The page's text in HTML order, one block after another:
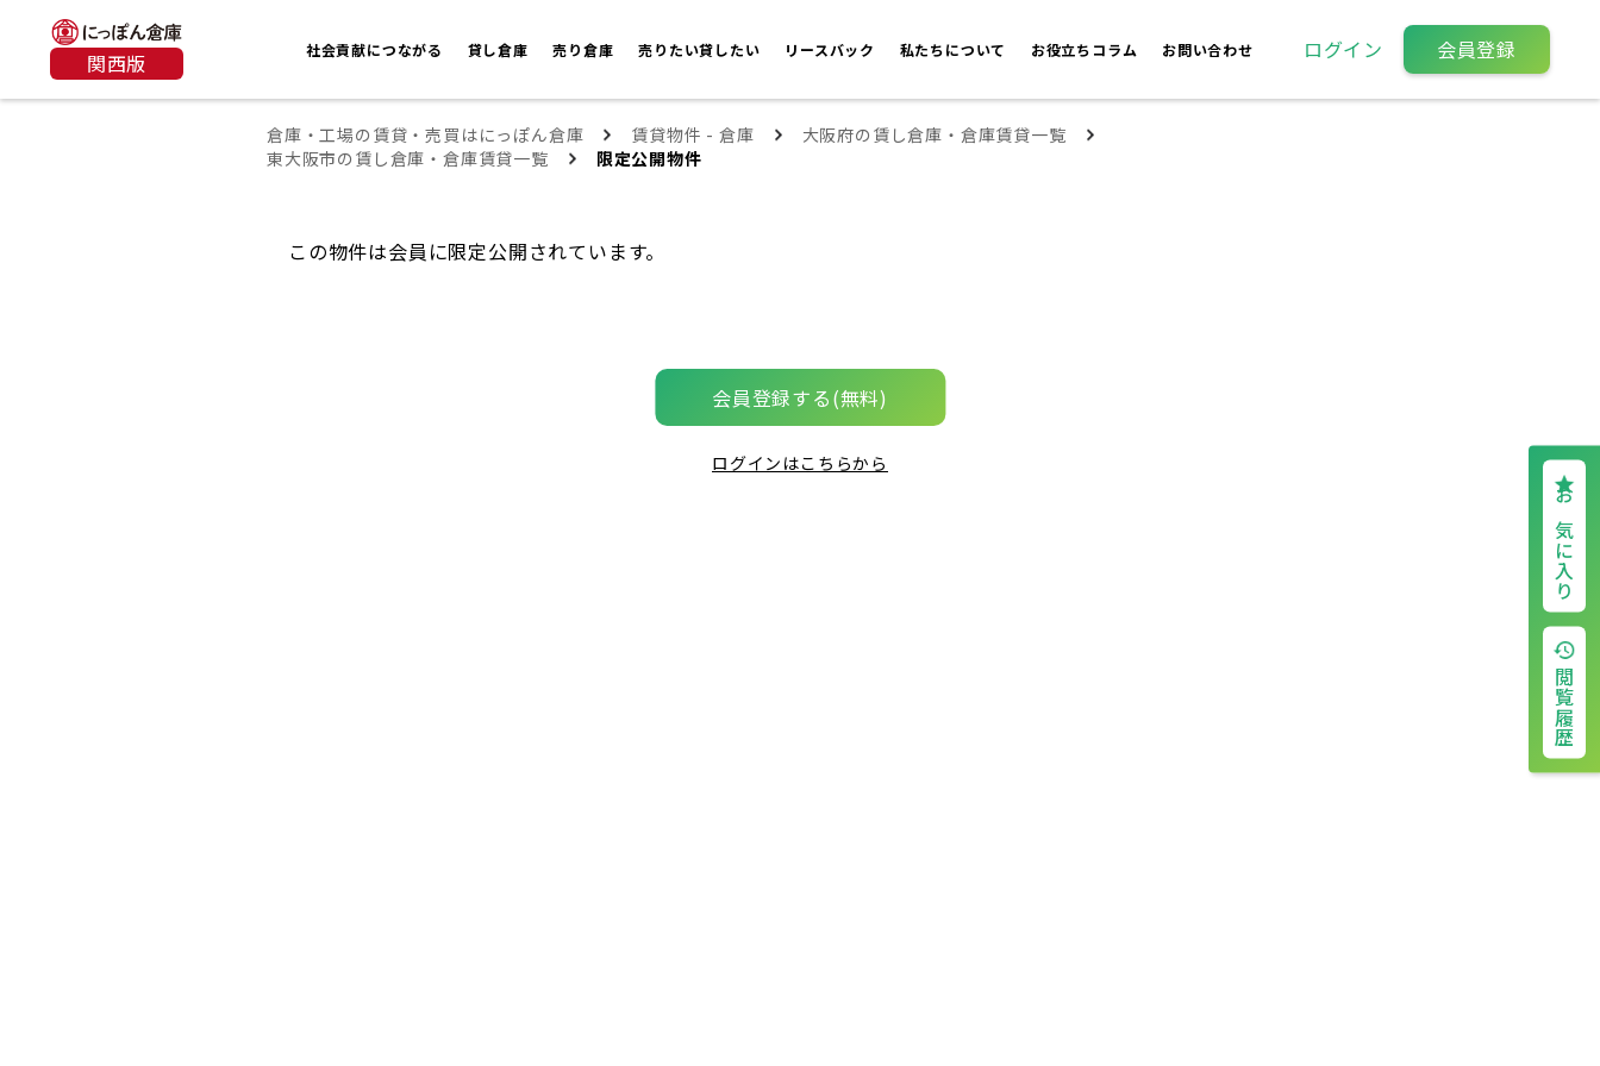
関西版 社会貢献につながる 貸し倉庫 売り倉庫 売りたい貸したい リースバック 私たちについて お役立ちコラム お問い合わせ ログイン 会員登録
倉庫・工場の賃貸・売買はにっぽん倉庫 賃貸物件 - 倉庫
大阪府の賃し倉庫・倉庫賃貸一覧
東大阪市の賃し倉庫・倉庫賃貸一覧
限定公開物件
お気に入り
閲覧履歴
この物件は会員に限定公開されています。
会員登録する(無料)
ログインはこちらから